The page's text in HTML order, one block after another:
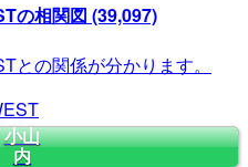
の相関図 (39,097)
との関係が分かります。
小山
内